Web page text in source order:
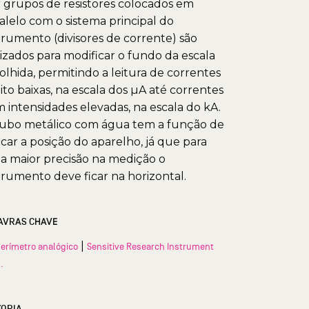
grupos de resistores colocados em
com o sistema principal do
(divisores de corrente) são
para modificar o fundo da escala
permitindo a leitura de correntes
baixas, na escala dos µA até correntes
intensidades elevadas, na escala do kA.
metálico com água tem a função de
a posição do aparelho, já que para
maior precisão na medição o
deve ficar na horizontal.
CHAVE
analógico |Sensitive Research Instrument